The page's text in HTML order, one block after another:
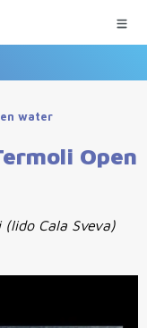
water
Open
Cala Sveva)